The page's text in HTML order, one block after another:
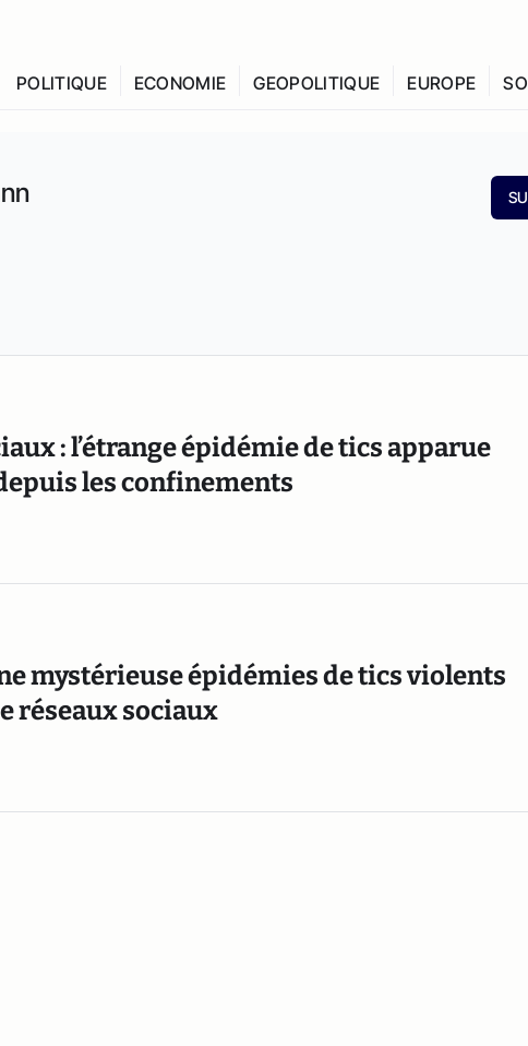
POLITIQUE ECONOMIE GEOPOLITIQUE EUROPE
: l’étrange épidémie de tics apparue
les confinements
mystérieuse épidémies de tics violents
réseaux sociaux